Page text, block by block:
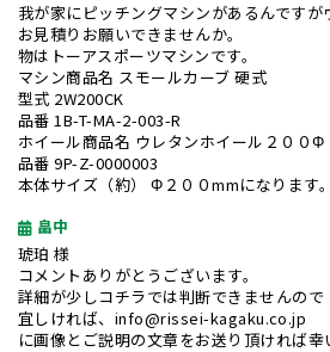
我が家にピッチングマシンがあるんです
お見積りお願いできませんか。
物はトーアスポーツマシンです。
マシン商品名 スモールカーブ 硬式
型式 2W200CK
品番 1B-T-MA-2-003-R
ホイール商品名 ウレタンホイール２００Φ
品番 9P-Z-0000003
本体サイズ（約） Φ２００mmになります。
畠中
琥珀 様
コメントありがとうございます。
詳細が少しコチラでは判断できませんので
宜しければ、info@rissei-kagaku.co.jp
に画像とご説明の文章をお送り頂ければ幸